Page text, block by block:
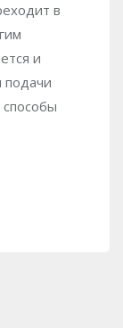
в
и
подачи